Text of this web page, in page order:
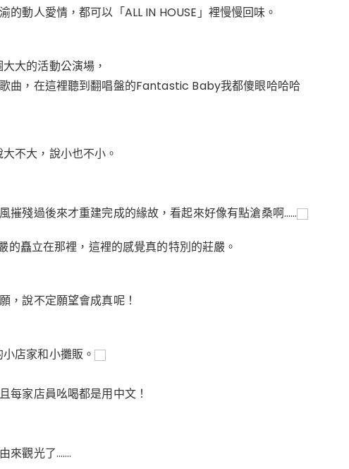
的動人愛情，都可以「ALL IN HOUSE」裡慢慢回味。
大大的活動公演場，
曲，在這裡聽到翻唱盤的Fantastic Baby我都傻眼哈哈哈
大不大，說小也不小。
摧殘過後來才重建完成的緣故，看起來好像有點滄桑啊……
矗立在那裡，這裡的感覺真的特別的莊嚴。
，說不定願望會成真呢！
小店家和小攤販。
每家店員吆喝都是用中文！
來觀光了…….